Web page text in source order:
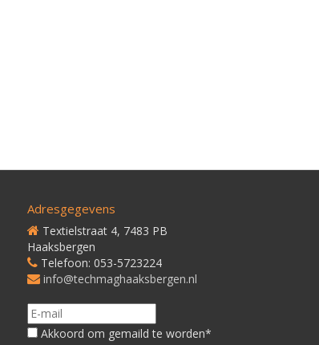
Adresgegevens
Textielstraat 4, 7483 PB
Haaksbergen
Telefoon: 053-5723224
info@techmaghaaksbergen.nl
Akkoord om gemaild te worden*